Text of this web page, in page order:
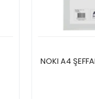
NOKI A4